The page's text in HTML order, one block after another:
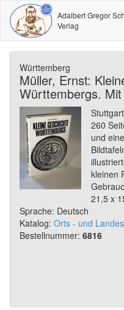
Adalbert Gregor
Verlag
Württemberg
Müller, Ernst:
Württembergs.
260
und
kleinen
21,5 x
Sprache: Deutsch
Katalog: Orts - und
Bestellnummer: 6816